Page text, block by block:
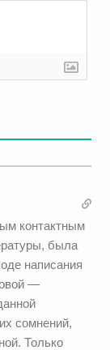
контактным
была
написания
—
сомнений,
Только